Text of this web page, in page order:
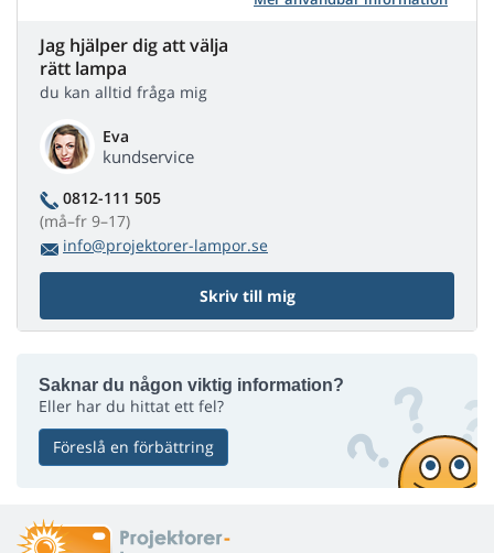
Jag hjälper dig att välja
rätt lampa
du kan alltid fråga mig
Eva
kundservice
0812-111 505
(må–fr 9–17)
info@projektorer-lampor.se
Skriv till mig
Saknar du någon viktig information?
Eller har du hittat ett fel?
Föreslå en förbättring